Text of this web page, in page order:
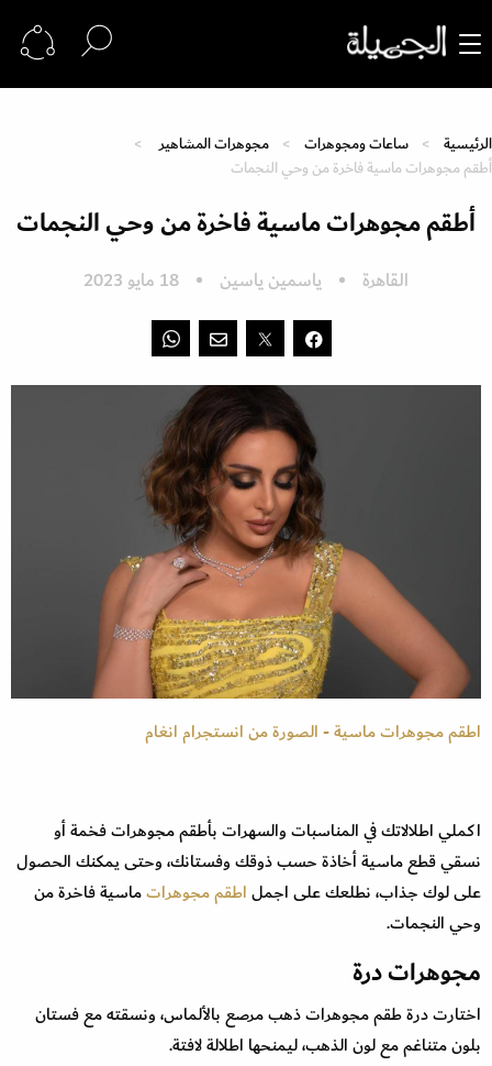
الرئيسية ساعات ومجوهرات
مجوهرات المشاهير
أطقم مجوهرات ماسية فاخرة من وحي النجمات
أطقم مجوهرات ماسية فاخرة من وحي النجمات
القاهرة ياسمين ياسين 18 مايو 2023
اطقم مجوهرات ماسية - الصورة من انستجرام انغام
اكملي اطلالاتك في المناسبات والسهرات بأطقم مجوهرات فخمة أو
نسقي قطع ماسية أخاذة حسب ذوقك وفستانك، وحتى يمكنك الحصول
على لوك جذاب، نطلعك على اجملاطقم مجوهراتماسية فاخرة من
وحي النجمات.
مجوهرات درة
اختارت درة طقم مجوهرات ذهب مرصع بالألماس، ونسقته مع فستان
بلون متناغم مع لون الذهب، ليمنحها اطلالة لافتة.